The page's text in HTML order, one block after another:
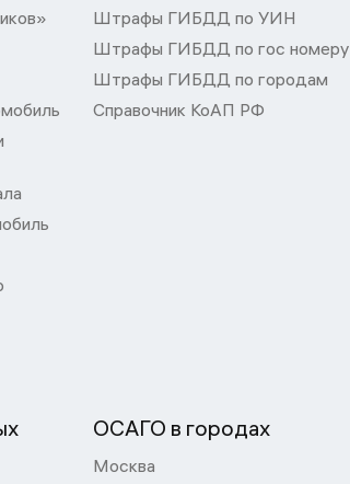
Штрафы ГИБДД по УИН
Штрафы ГИБДД по гос номеру
Штрафы ГИБДД по городам
Справочник КоАП РФ
ОСАГО в городах
Москва